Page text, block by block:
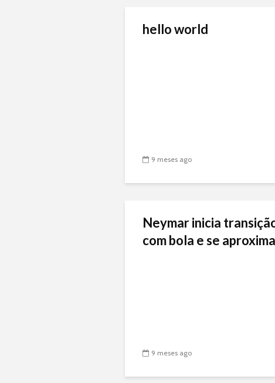
hello world
9 meses ago
Neymar inicia
com bola e se
9 meses ago